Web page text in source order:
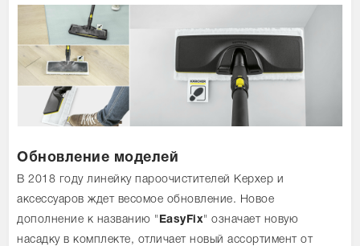
Обновление моделей
В 2018 году линейку пароочистителей Керхер и
аксессуаров ждет весомое обновление. Новое
дополнение к названию " EasyFix" означает новую
насадку в комплекте, отличает новый ассортимент от